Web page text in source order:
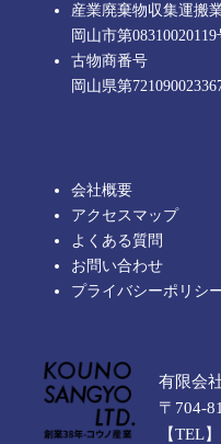
産業廃棄物収集運搬
岡山市第08310020119
古物商番号
岡山県第
会社概要
アクセスマップ
よくある質問
お問い合わせ
プライバシーポリシ
有限会
〒704-
【TEL